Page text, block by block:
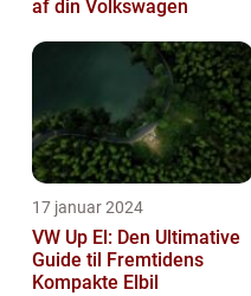
af din Volkswagen
17 januar 2024
VW Up El: Den Ultimative
Guide til Fremtidens
Kompakte Elbil